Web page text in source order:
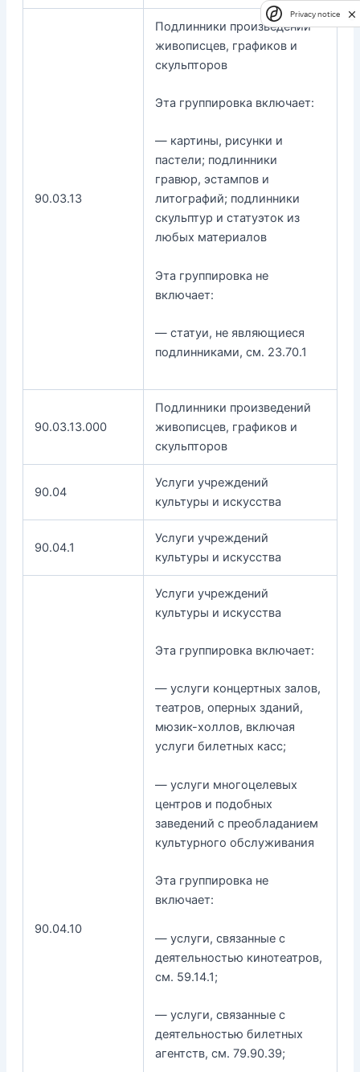
90.03.13
Подлинники произведений
живописцев, графиков и
скульпторов
Эта группировка включает:
— картины, рисунки и
пастели; подлинники
гравюр, эстампов и
литографий; подлинники
скульптур и статуэток из
любых материалов
Эта группировка не
включает:
— статуи, не являющиеся
подлинниками, см. 23.70.1
90.03.13.000
Подлинники произведений
живописцев, графиков и
скульпторов
90.04
Услуги учреждений
культуры и искусства
90.04.1
Услуги учреждений
культуры и искусства
90.04.10
Услуги учреждений
культуры и искусства
Эта группировка включает:
— услуги концертных залов,
театров, оперных зданий,
мюзик-холлов, включая
услуги билетных касс;
— услуги многоцелевых
центров и подобных
заведений с преобладанием
культурного обслуживания
Эта группировка не
включает:
— услуги, связанные с
деятельностью кинотеатров,
см. 59.14.1;
— услуги, связанные с
деятельностью билетных
агентств, см. 79.90.39;
Privacy notice